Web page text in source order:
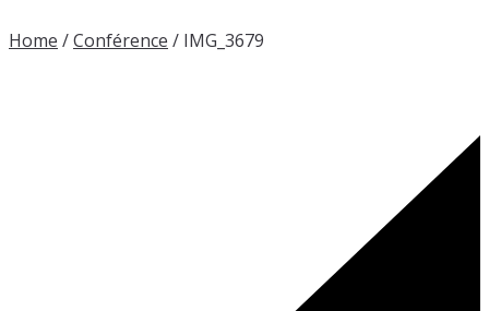
Home /Conférence / IMG_3679